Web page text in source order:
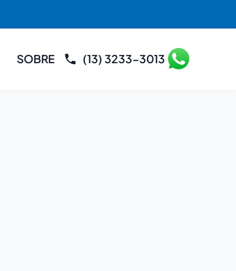
SOBRE (13) 3233-3013